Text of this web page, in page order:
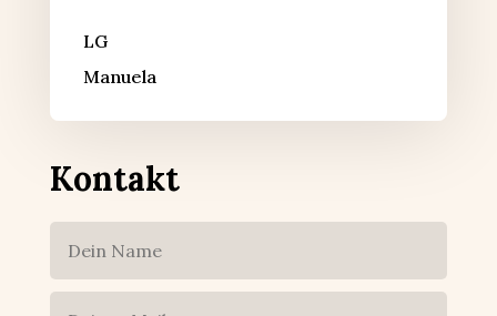
LG
Manuela
Kontakt